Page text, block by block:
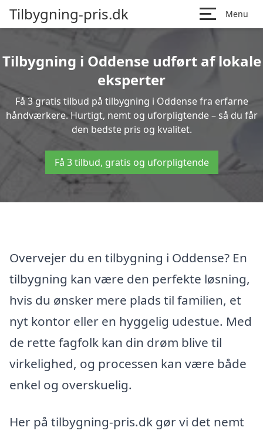
Tilbygning-pris.dk Menu
Tilbygning i Oddense udført af lokale
eksperter
Få 3 gratis tilbud på tilbygning i Oddense fra erfarne
håndværkere. Hurtigt, nemt og uforpligtende – så du får
den bedste pris og kvalitet.
Få 3 tilbud, gratis og uforpligtende
Overvejer du en tilbygning i Oddense? En
tilbygning kan være den perfekte løsning,
hvis du ønsker mere plads til familien, et
nyt kontor eller en hyggelig udestue. Med
de rette fagfolk kan din drøm blive til
virkelighed, og processen kan være både
enkel og overskuelig.
Her på tilbygning-pris.dk gør vi det nemt